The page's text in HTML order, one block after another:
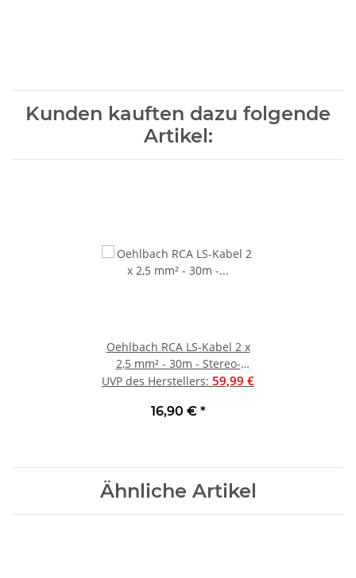
Kunden kauften dazu folgende
Artikel:
Oehlbach RCA LS-Kabel 2 x
2,5 mm² - 30m - Stereo-
Lautsprecherkabel -
verkupfertem Aluminium
UVP des Herstellers: 59,99 €
16,90 € *
Ähnliche Artikel